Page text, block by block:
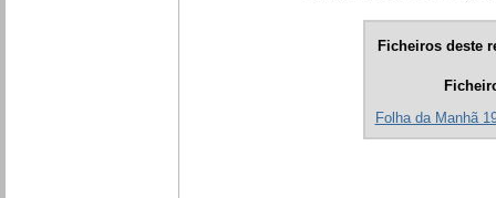
Ficheiros deste
Folha da Manhã